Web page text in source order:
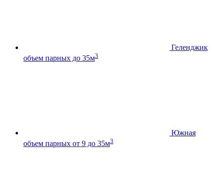
Геленджик
объем парных до 35м3
Южная
объем парных от 9 до 35м3